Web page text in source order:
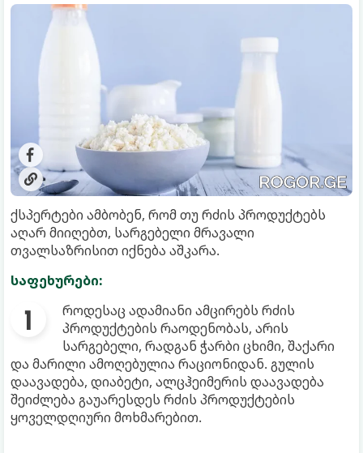
ქსპერტები ამბობენ, რომ თუ რძის პროდუქტებს
აღარ მიიღებთ, სარგებელი მრავალი
თვალსაზრისით იქნება აშკარა.
საფეხურები:
როდესაც ადამიანი ამცირებს რძის
პროდუქტების რაოდენობას, არის
სარგებელი, რადგან ჭარბი ცხიმი, შაქარი
და მარილი ამოღებულია რაციონიდან. გულის
დაავადება, დიაბეტი, ალცჰეიმერის დაავადება
შეიძლება გაუარესდეს რძის პროდუქტების
ყოველდღიური მოხმარებით.